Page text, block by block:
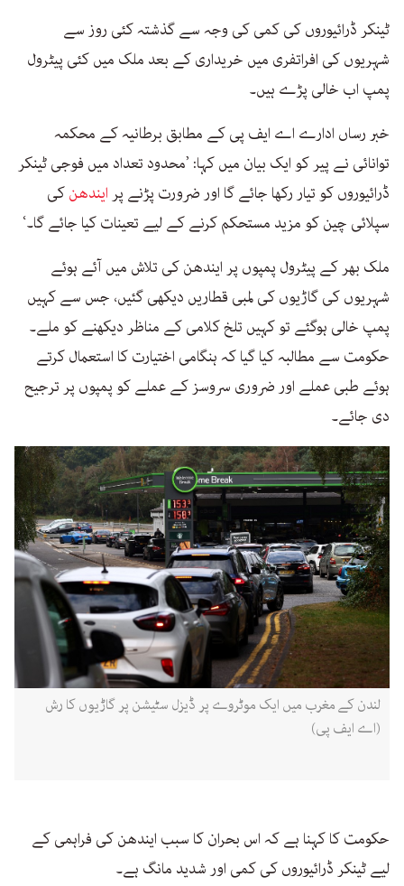
ٹینکر ڈرائیوروں کی کمی کی وجہ سے گذشتہ کئی روز سے
شہریوں کی افراتفری میں خریداری کے بعد ملک میں کئی پیٹرول
پمپ اب خالی پڑے ہیں۔
خبر رساں ادارے اے ایف پی کے مطابق برطانیہ کے محکمہ
توانائی نے پیر کو ایک بیان میں کہا: ’محدود تعداد میں فوجی ٹینکر
ڈرائیوروں کو تیار رکھا جائے گا اور ضرورت پڑنے پر ایندھنکی
سپلائی چین کو مزید مستحکم کرنے کے لیے تعینات کیا جائے گا۔‘
ملک بھر کے پیٹرول پمپوں پر ایندھن کی تلاش میں آئے ہوئے
شہریوں کی گاڑیوں کی لمبی قطاریں دیکھی گئیں، جس سے کہیں
پمپ خالی ہوگئے تو کہیں تلخ کلامی کے مناظر دیکھنے کو ملے۔
حکومت سے مطالبہ کیا گیا کہ ہنگامی اختیارت کا استعمال کرتے
ہوئے طبی عملے اور ضروری سروسز کے عملے کو پمپوں پر ترجیح
دی جائے۔
لندن کے مغرب میں ایک موٹروے پر ڈیزل سٹیشن پر گاڑیوں کا رش
(اے ایف پی)
حکومت کا کہنا ہے کہ اس بحران کا سبب ایندھن کی فراہمی کے
لیے ٹینکر ڈرائیوروں کی کمی اور شدید مانگ ہے۔